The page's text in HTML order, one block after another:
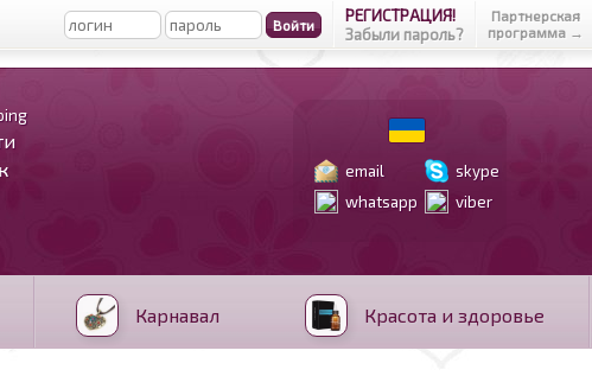
РЕГИСТРАЦИЯ!
Забыли пароль?
Партнерская
программа →
email
skype
whatsapp
viber
Карнавал Красота и здоровье